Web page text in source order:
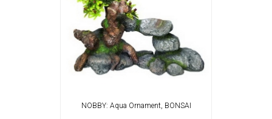
NOBBY: Aqua Ornament, BONSAI